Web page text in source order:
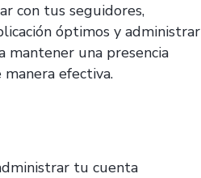
con tus seguidores,
óptimos y administrar
mantener una presencia
efectiva.
tu cuenta